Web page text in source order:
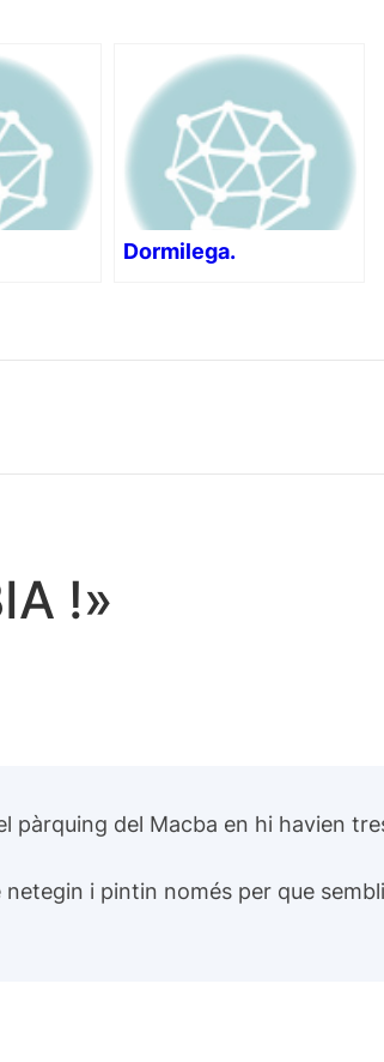
Dormilega.
!»
pàrquing del Macba en hi havien
i pintin només per que